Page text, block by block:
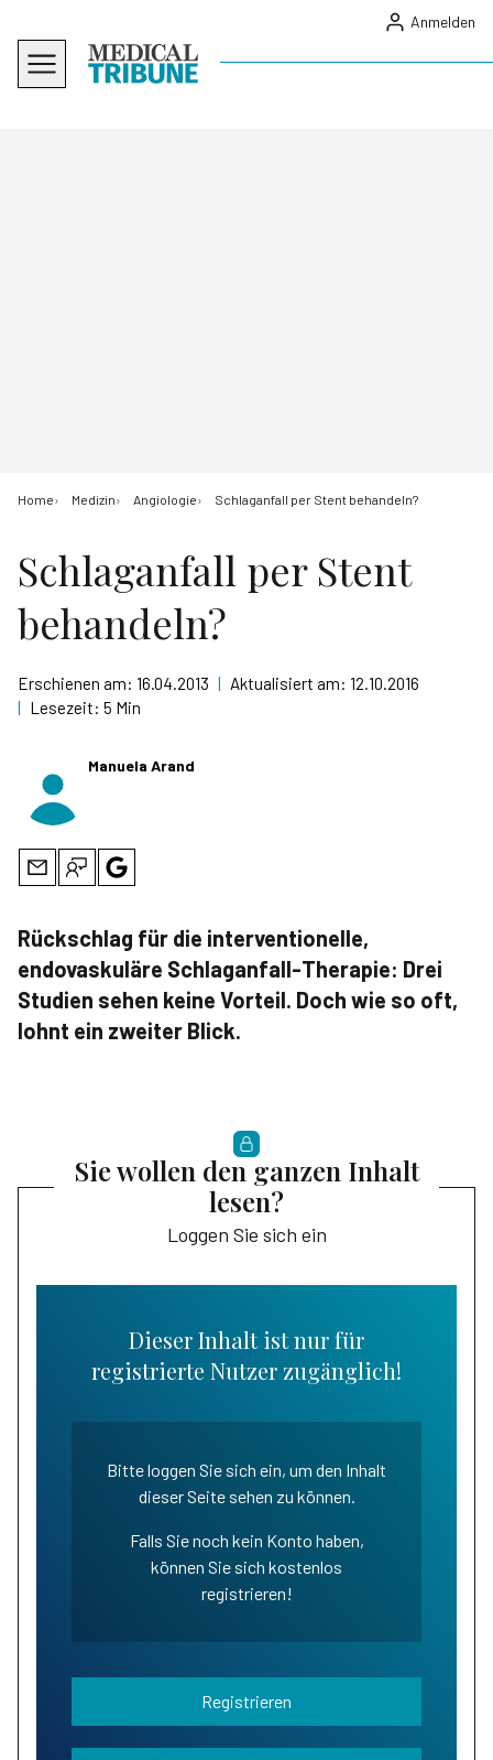
Anmelden
Home Medizin Angiologie Schlaganfall per Stent behandeln?
Schlaganfall per Stent
behandeln?
Erschienen am: 16.04.2013 | Aktualisiert am: 12.10.2016
| Lesezeit: 5 Min
Manuela Arand
Rückschlag für die interventionelle,
endovaskuläre Schlaganfall-Therapie: Drei
Studien sehen keine Vorteil. Doch wie so oft,
lohnt ein zweiter Blick.
Sie wollen den ganzen Inhalt
lesen?
Loggen Sie sich ein
Dieser Inhalt ist nur für
registrierte Nutzer zugänglich!
Bitte loggen Sie sich ein, um den Inhalt
dieser Seite sehen zu können.
Falls Sie noch kein Konto haben,
können Sie sich kostenlos
registrieren!
Registrieren